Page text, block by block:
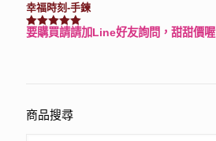
幸福時刻-手鍊
評分3150滿分 5
要購買請請加Line好友詢問，甜甜價喔
商品搜尋